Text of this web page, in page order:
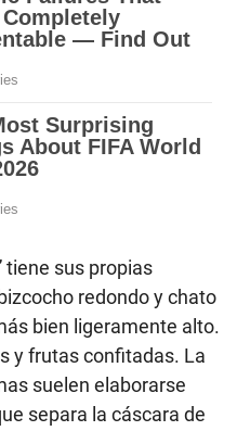
tiene sus propias
redondo y chato
bien ligeramente alto.
y frutas confitadas. La
suelen elaborarse
separa la cáscara de